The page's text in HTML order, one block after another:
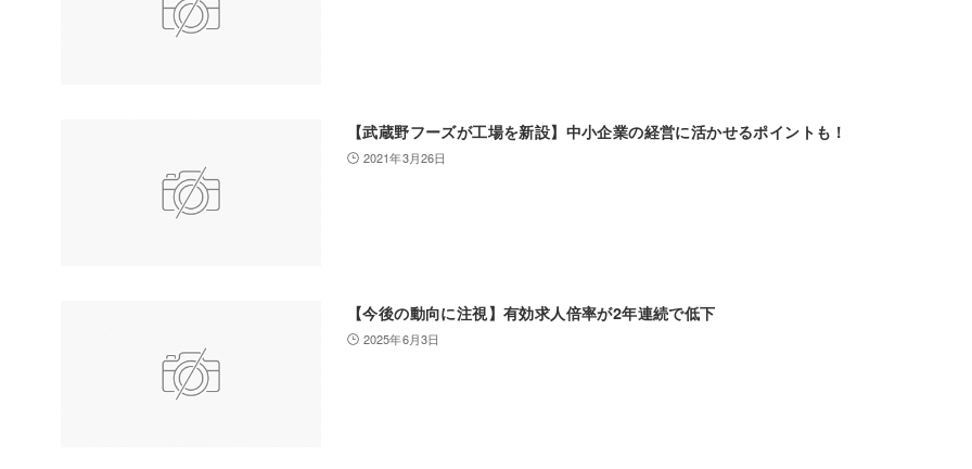
【武蔵野フーズが工場を新設】中小企業の経営に活かせるポイントも！
2021年3月26日
【今後の動向に注視】有効求人倍率が2年連続で低下
2025年6月3日